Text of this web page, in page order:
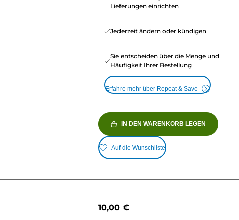
Lieferungen einrichten
Jederzeit ändern oder kündigen
Sie entscheiden über die Menge und
Häufigkeit Ihrer Bestellung
Erfahre mehr über Repeat & Save
IN DEN WARENKORB LEGEN
Auf die Wunschliste
10,00 €